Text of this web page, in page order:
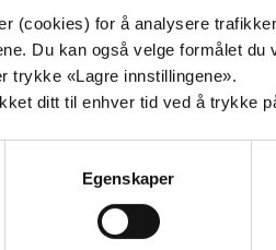
(cookies) for å analysere
Du kan også velge formålet
trykke «Lagre innstillingene».
ditt til enhver tid ved å trykke
Egenskaper
er mindre ønsket i
som tar til orde for dette
den tryggheten for mor
foreldrene mer
blir møtt med tester som er
sitt, men også fordi testens